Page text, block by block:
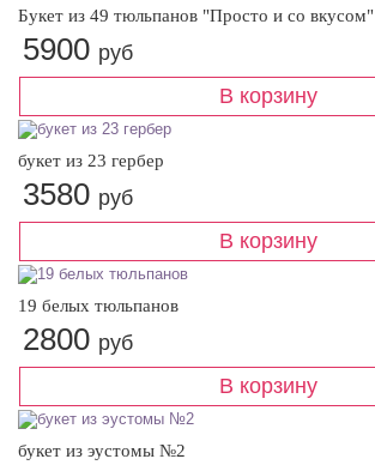
Букет из 49 тюльпанов "Просто и со вкусом"
5900 руб
букет из 23 гербер
3580 руб
19 белых тюльпанов
2800 руб
букет из эустомы №2